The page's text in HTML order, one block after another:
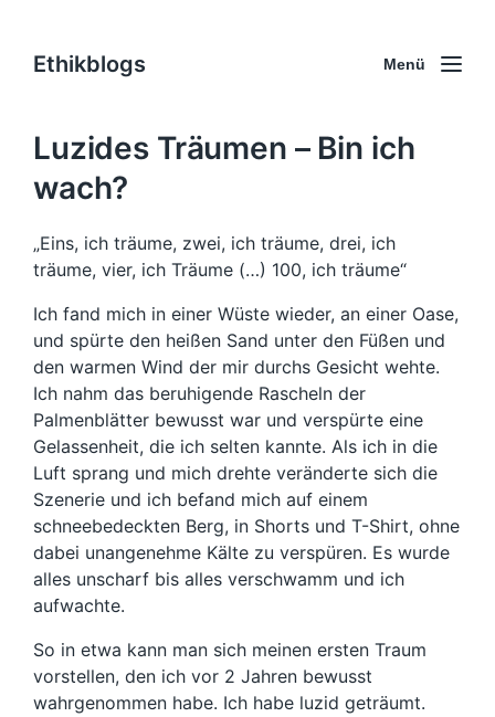
Ethikblogs Menü
Luzides Träumen – Bin ich
wach?
„Eins, ich träume, zwei, ich träume, drei, ich
träume, vier, ich Träume (…) 100, ich träume“
Ich fand mich in einer Wüste wieder, an einer Oase,
und spürte den heißen Sand unter den Füßen und
den warmen Wind der mir durchs Gesicht wehte.
Ich nahm das beruhigende Rascheln der
Palmenblätter bewusst war und verspürte eine
Gelassenheit, die ich selten kannte. Als ich in die
Luft sprang und mich drehte veränderte sich die
Szenerie und ich befand mich auf einem
schneebedeckten Berg, in Shorts und T-Shirt, ohne
dabei unangenehme Kälte zu verspüren. Es wurde
alles unscharf bis alles verschwamm und ich
aufwachte.
So in etwa kann man sich meinen ersten Traum
vorstellen, den ich vor 2 Jahren bewusst
wahrgenommen habe. Ich habe luzid geträumt.